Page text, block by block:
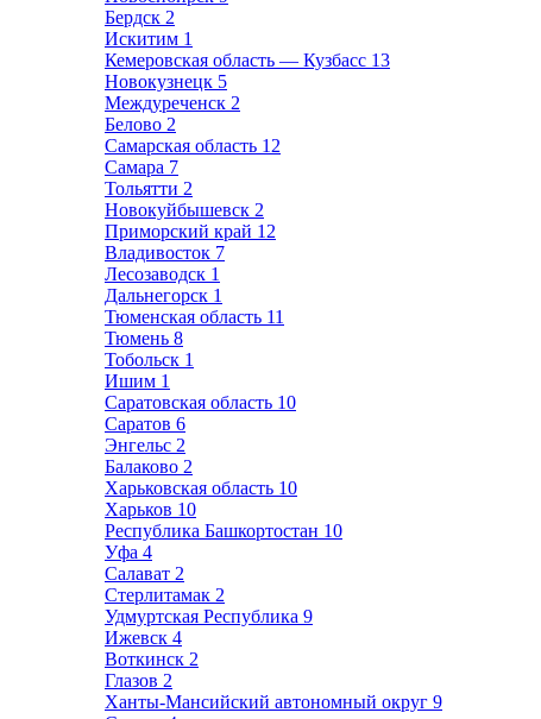
Бердск 2
Искитим 1
Кемеровская область — Кузбасс 13
Новокузнецк 5
Междуреченск 2
Белово 2
Самарская область 12
Самара 7
Тольятти 2
Новокуйбышевск 2
Приморский край 12
Владивосток 7
Лесозаводск 1
Дальнегорск 1
Тюменская область 11
Тюмень 8
Тобольск 1
Ишим 1
Саратовская область 10
Саратов 6
Энгельс 2
Балаково 2
Харьковская область 10
Харьков 10
Республика Башкортостан 10
Уфа 4
Салават 2
Стерлитамак 2
Удмуртская Республика 9
Ижевск 4
Воткинск 2
Глазов 2
Ханты-Мансийский автономный округ 9